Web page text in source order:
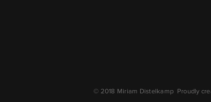
© 2018 Miriam Distelkamp Proudly